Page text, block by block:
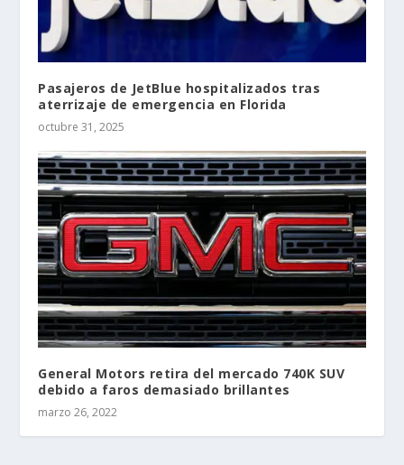
Pasajeros de JetBlue hospitalizados tras
aterrizaje de emergencia en Florida
octubre 31, 2025
General Motors retira del mercado 740K SUV
debido a faros demasiado brillantes
marzo 26, 2022